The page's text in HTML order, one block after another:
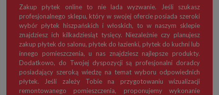
Zakup płytek online to nie lada wyzwanie. Jeśli szukasz
profesjonalnego sklepu, który w swojej ofercie posiada szeroki
wybór płytek hiszpańskich i włoskich, to w naszym sklepie
znajdziesz ich kilkadziesiąt tysięcy. Niezależnie czy planujesz
zakup płytek do salonu, płytek do łazienki, płytek do kuchni lub
innego pomieszczenia, u nas znajdziesz najlepsze produkty.
Dodatkowo, do Twojej dyspozycji są profesjonalni doradcy
posiadający szeroką wiedzę na temat wyboru odpowiednich
płytek. Jeśli zależy Tobie na przygotowaniu wizualizacji
remontowanego pomieszczenia, proponujemy wykonanie